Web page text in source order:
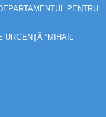
PENTRU
URGENȚĂ “MIHAIL